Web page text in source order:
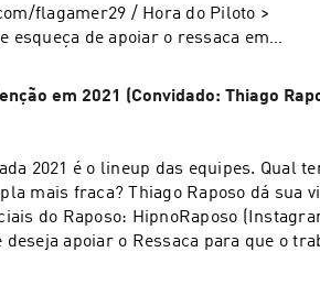
flagamer29 / Hora do Piloto >
esqueça de apoiar o ressaca em
em 2021 (Convidado: Thiago
2021 é o lineup das equipes. Qual
mais fraca? Thiago Raposo dá sua
do Raposo: HipnoRaposo
deseja apoiar o Ressaca para que o